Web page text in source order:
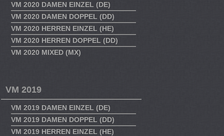
VM 2020 DAMEN EINZEL (DE)
VM 2020 DAMEN DOPPEL (DD)
VM 2020 HERREN EINZEL (HE)
VM 2020 HERREN DOPPEL (DD)
VM 2020 MIXED (MX)
VM 2019
VM 2019 DAMEN EINZEL (DE)
VM 2019 DAMEN DOPPEL (DD)
VM 2019 HERREN EINZEL (HE)